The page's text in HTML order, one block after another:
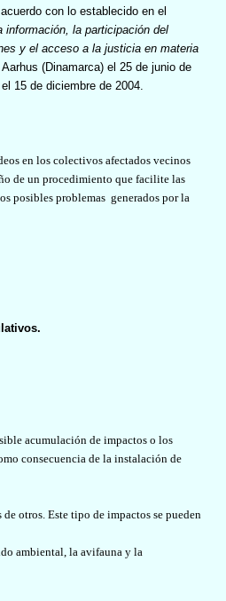
con lo establecido en el
información, la participación del
y el acceso a la justicia en materia
Aarhus (Dinamarca) el 25 de junio de
15 de diciembre de 2004.
en los colectivos afectados vecinos
de un procedimiento que facilite las
posibles problemas generados por la
acumulación de impactos o los
consecuencia de la instalación de
otros. Este tipo de impactos se pueden
ambiental, la avifauna y la